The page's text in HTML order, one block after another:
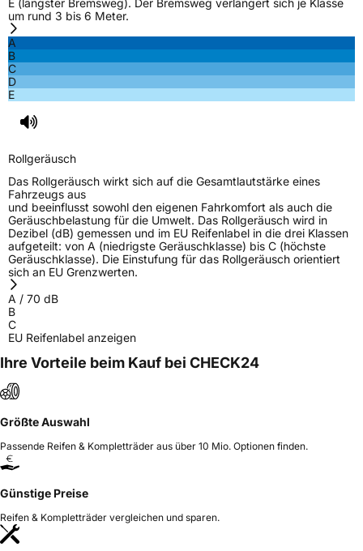
um rund 3 bis 6 Meter.
A
B
C
D
E
Rollgeräusch
Das Rollgeräusch wirkt sich auf die Gesamtlautstärke eines
Fahrzeugs aus
und beeinflusst sowohl den eigenen Fahrkomfort als auch die
Geräuschbelastung für die Umwelt. Das Rollgeräusch wird in
Dezibel (dB) gemessen und im EU Reifenlabel in die drei Klassen
aufgeteilt: von A (niedrigste Geräuschklasse) bis C (höchste
Geräuschklasse). Die Einstufung für das Rollgeräusch orientiert
sich an EU Grenzwerten.
A / 70 dB
B
C
EU Reifenlabel anzeigen
Ihre Vorteile beim Kauf bei CHECK24
Größte Auswahl
Passende Reifen & Kompletträder aus über 10 Mio. Optionen finden.
Günstige Preise
Reifen & Kompletträder vergleichen und sparen.